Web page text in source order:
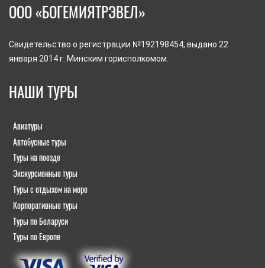
ООО «БОГЕМИЯТРЭВЕЛ»
Свидетельство о регистрации №192198454, выдано 22
января 2014 г. Минским горисполкомом.
НАШИ ТУРЫ
Авиатуры
Автобусные туры
Туры на поезде
Экскурсионные туры
Туры с отдыхом на море
Корпоративные туры
Туры по Беларуси
Туры по Европе